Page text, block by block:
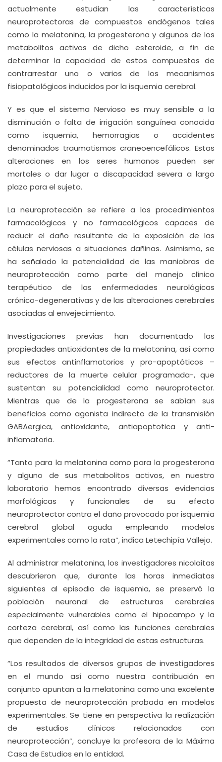
actualmente estudian las características
neuroprotectoras de compuestos endógenos tales
como la melatonina, la progesterona y algunos de los
metabolitos activos de dicho esteroide, a fin de
determinar la capacidad de estos compuestos de
contrarrestar uno o varios de los mecanismos
fisiopatológicos inducidos por la isquemia cerebral.
Y es que el sistema Nervioso es muy sensible a la
disminución o falta de irrigación sanguínea conocida
como isquemia, hemorragias o accidentes
denominados traumatismos craneoencefálicos. Estas
alteraciones en los seres humanos pueden ser
mortales o dar lugar a discapacidad severa a largo
plazo para el sujeto.
La neuroprotección se refiere a los procedimientos
farmacológicos y no farmacológicos capaces de
reducir el daño resultante de la exposición de las
células nerviosas a situaciones dañinas. Asimismo, se
ha señalado la potencialidad de las maniobras de
neuroprotección como parte del manejo clínico
terapéutico de las enfermedades neurológicas
crónico-degenerativas y de las alteraciones cerebrales
asociadas al envejecimiento.
Investigaciones previas han documentado las
propiedades antioxidantes de la melatonina, así como
sus efectos antinflamatorios y pro-apoptóticos –
reductores de la muerte celular programada-, que
sustentan su potencialidad como neuroprotector.
Mientras que de la progesterona se sabían sus
beneficios como agonista indirecto de la transmisión
GABAergica, antioxidante, antiapoptotica y anti-
inflamatoria.
“Tanto para la melatonina como para la progesterona
y alguno de sus metabolitos activos, en nuestro
laboratorio hemos encontrado diversas evidencias
morfológicas y funcionales de su efecto
neuroprotector contra el daño provocado por isquemia
cerebral global aguda empleando modelos
experimentales como la rata”, indica Letechipía Vallejo.
Al administrar melatonina, los investigadores nicolaitas
descubrieron que, durante las horas inmediatas
siguientes al episodio de isquemia, se preservó la
población neuronal de estructuras cerebrales
especialmente vulnerables como el hipocampo y la
corteza cerebral, así como las funciones cerebrales
que dependen de la integridad de estas estructuras.
“Los resultados de diversos grupos de investigadores
en el mundo así como nuestra contribución en
conjunto apuntan a la melatonina como una excelente
propuesta de neuroprotección probada en modelos
experimentales. Se tiene en perspectiva la realización
de estudios clínicos relacionados con
neuroprotección”, concluye la profesora de la Máxima
Casa de Estudios en la entidad.